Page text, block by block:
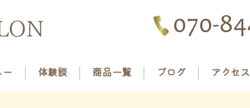
ー 体験談 商品一覧 ブログ アクセス